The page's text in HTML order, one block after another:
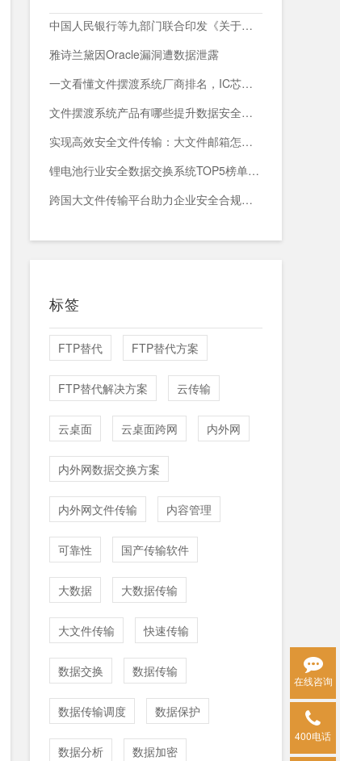
中国人民银行等九部门联合印发《关于加强科技金融领域数据开发利用的通知》
雅诗兰黛因Oracle漏洞遭数据泄露
一文看懂文件摆渡系统厂商排名，IC芯片企业跨网交换首选方案
文件摆渡系统产品有哪些提升数据安全与传输效率的关键解决方案
实现高效安全文件传输：大文件邮箱怎么发送的创新解决方案
锂电池行业安全数据交换系统TOP5榜单：谁能守住数据生命线？
跨国大文件传输平台助力企业安全合规管理与高效数据流转
标签
FTP替代 FTP替代方案
FTP替代解决方案 云传输
云桌面 云桌面跨网 内外网
内外网数据交换方案
内外网文件传输 内容管理
可靠性 国产传输软件
大数据 大数据传输
大文件传输 快速传输
数据交换 数据传输
数据传输调度 数据保护
数据分析 数据加密
在线咨询
400电话